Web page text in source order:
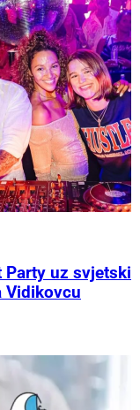
Party uz svjetski
Vidikovcu